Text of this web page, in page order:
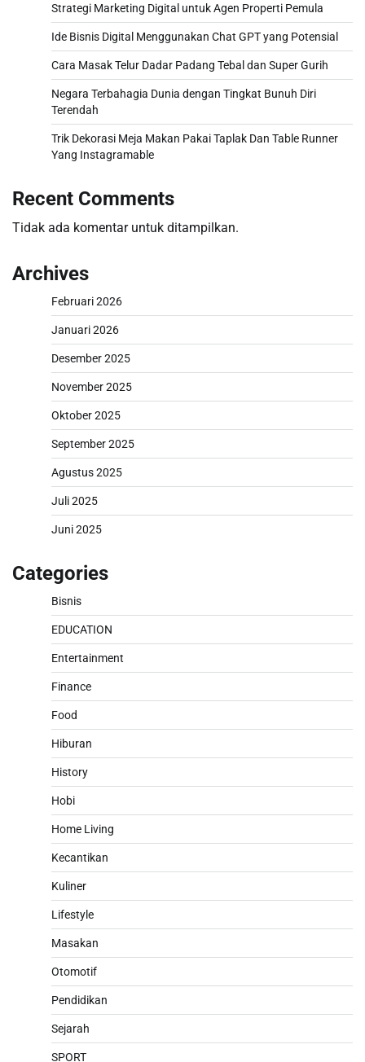
Strategi Marketing Digital untuk Agen Properti Pemula
Ide Bisnis Digital Menggunakan Chat GPT yang Potensial
Cara Masak Telur Dadar Padang Tebal dan Super Gurih
Negara Terbahagia Dunia dengan Tingkat Bunuh Diri
Terendah
Trik Dekorasi Meja Makan Pakai Taplak Dan Table Runner
Yang Instagramable
Recent Comments
Tidak ada komentar untuk ditampilkan.
Archives
Februari 2026
Januari 2026
Desember 2025
November 2025
Oktober 2025
September 2025
Agustus 2025
Juli 2025
Juni 2025
Categories
Bisnis
EDUCATION
Entertainment
Finance
Food
Hiburan
History
Hobi
Home Living
Kecantikan
Kuliner
Lifestyle
Masakan
Otomotif
Pendidikan
Sejarah
SPORT